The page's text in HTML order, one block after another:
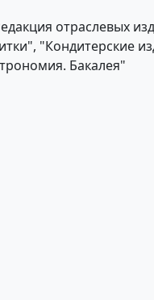
отраслевых
"Кондитерские
Бакалея"